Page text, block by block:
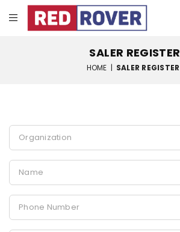
SALER REGISTER
HOME | SALER REGISTER